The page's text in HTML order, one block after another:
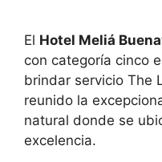
El Hotel Meliá
con categoría cinco
brindar servicio The
reunido la
natural donde se
excelencia.